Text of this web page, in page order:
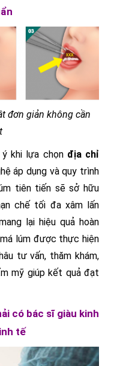
đơn giản không cần
khi lựa chọn địa chỉ
áp dụng và quy trình
tiên tiến sẽ sở hữu
chế tối đa xâm lấn
lại hiệu quả hoàn
lúm được thực hiện
tư vấn, thăm khám,
mỹ giúp kết quả đạt
có bác sĩ giàu kinh
tế